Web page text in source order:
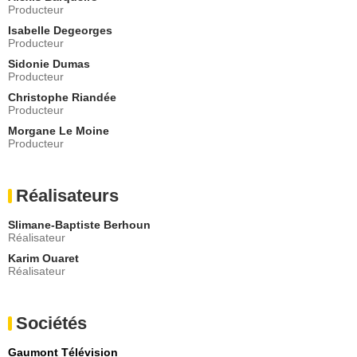
- 1 Episode :
Lety Pardalis
Hôtelière
Anthony Goffi
- 1 Episode : 1
Louise Massin
Légiste
Caissière
- 1 Episode :1
Producteur
Isabelle Degeorges
Producteur
Sidonie Dumas
Producteur
Christophe Riandée
Producteur
Morgane Le Moine
Producteur
Réalisateurs
Slimane-Baptiste Berhoun
Réalisateur
Karim Ouaret
Réalisateur
Sociétés
Gaumont Télévision